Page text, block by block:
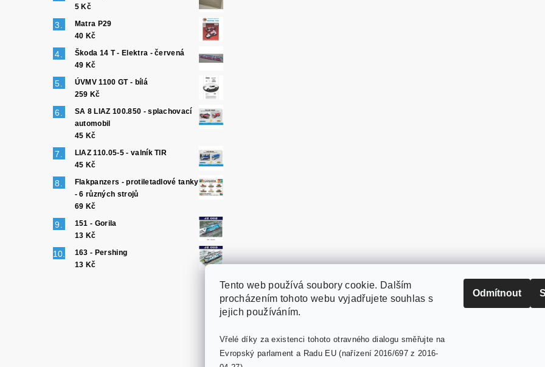
5 Kč
Matra P29
40 Kč
Škoda 14 T - Elektra - červená
49 Kč
ÚVMV 1100 GT - bílá
259 Kč
SA 8 LIAZ 100.850 - splachovací
automobil
45 Kč
LIAZ 110.05-5 - valník TIR
45 Kč
Flakpanzers - protiletadlové tanky
- 6 různých strojů
69 Kč
151 - Gorila
13 Kč
163 - Pershing
13 Kč
PaperModel.cz
Tento web používá soubory cookie. Dalším
procházením tohoto webu vyjadřujete souhlas s
jejich používáním.
Vřelé díky za existenci tohoto otravného dialogu směřujte na
Evropský parlament a Radu EU (nařízení 2016/697 z 2016-
Odmítnout